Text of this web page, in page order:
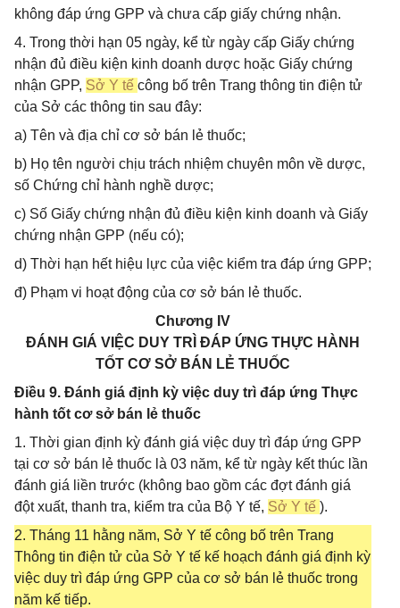
không đáp ứng GPP và chưa cấp giấy chứng nhận.
4. Trong thời hạn 05 ngày, kể từ ngày cấp Giấy chứng
nhận đủ điều kiện kinh doanh dược hoặc Giấy chứng
nhận GPP, Sở Y tế công bố trên Trang thông tin điện tử
của Sở các thông tin sau đây:
a) Tên và địa chỉ cơ sở bán lẻ thuốc;
b) Họ tên người chịu trách nhiệm chuyên môn về dược,
số Chứng chỉ hành nghề dược;
c) Số Giấy chứng nhận đủ điều kiện kinh doanh và Giấy
chứng nhận GPP (nếu có);
d) Thời hạn hết hiệu lực của việc kiểm tra đáp ứng GPP;
đ) Phạm vi hoạt động của cơ sở bán lẻ thuốc.
Chương IV
ĐÁNH GIÁ VIỆC DUY TRÌ ĐÁP ỨNG THỰC HÀNH
TỐT CƠ SỞ BÁN LẺ THUỐC
Điều 9. Đánh giá định kỳ việc duy trì đáp ứng Thực
hành tốt cơ sở bán lẻ thuốc
1. Thời gian định kỳ đánh giá việc duy trì đáp ứng GPP
tại cơ sở bán lẻ thuốc là 03 năm, kể từ ngày kết thúc lần
đánh giá liền trước (không bao gồm các đợt đánh giá
đột xuất, thanh tra, kiểm tra của Bộ Y tế, Sở Y tế ).
2. Tháng 11 hằng năm, Sở Y tế công bố trên Trang
Thông tin điện tử của Sở Y tế kế hoạch đánh giá định kỳ
việc duy trì đáp ứng GPP của cơ sở bán lẻ thuốc trong
năm kế tiếp.